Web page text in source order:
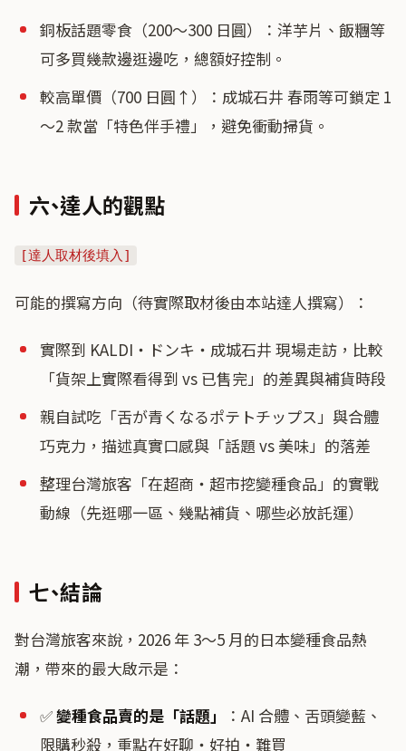
銅板話題零食（200〜300 日圓）：洋芋片、飯糰等
可多買幾款邊逛邊吃，總額好控制。
較高單價（700 日圓↑）：成城石井 春雨等可鎖定 1
〜2 款當「特色伴手禮」，避免衝動掃貨。
六、達人的觀點
[達人取材後填入]
可能的撰寫方向（待實際取材後由本站達人撰寫）：
實際到 KALDI・ドンキ・成城石井 現場走訪，比較
「貨架上實際看得到 vs 已售完」的差異與補貨時段
親自試吃「舌が青くなるポテトチップス」與合體
巧克力，描述真實口感與「話題 vs 美味」的落差
整理台灣旅客「在超商・超市挖變種食品」的實戰
動線（先逛哪一區、幾點補貨、哪些必放託運）
七、結論
對台灣旅客來說，2026 年 3〜5 月的日本變種食品熱
潮，帶來的最大啟示是：
✅變種食品賣的是「話題」
：AI 合體、舌頭變藍、
限購秒殺，重點在好聊・好拍・難買